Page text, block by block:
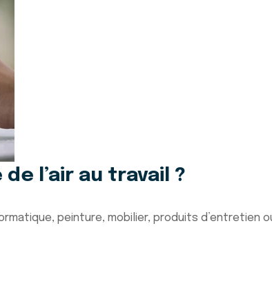
l’air au travail ?
peinture, mobilier, produits d’entretien